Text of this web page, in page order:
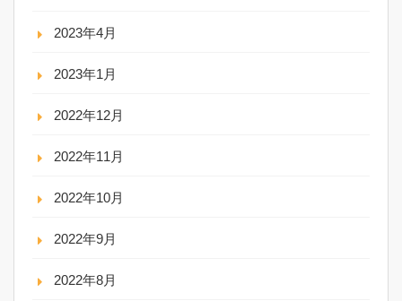
2023年4月
2023年1月
2022年12月
2022年11月
2022年10月
2022年9月
2022年8月